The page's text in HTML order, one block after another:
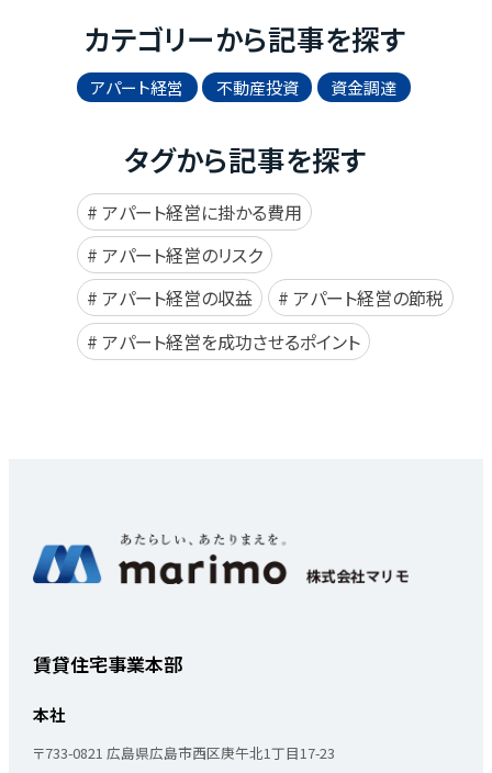
カテゴリーから記事を探す
アパート経営 不動産投資 資金調達
タグから記事を探す
アパート経営に掛かる費用
アパート経営のリスク
アパート経営の収益
アパート経営の節税
アパート経営を成功させるポイント
賃貸住宅事業本部
本社
〒733-0821 広島県広島市西区庚午北1丁目17-23